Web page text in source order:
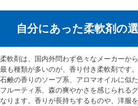
自分にあった柔軟剤の
柔軟剤は、国内外問わず色々なメーカーか
最も種類が多いのが、香り付き柔軟剤です
石鹸の香りのソープ系、アロマオイルに似
フルーティ系、森の爽やかさを感じられる
なります。香りが長持ちするものや、洋服